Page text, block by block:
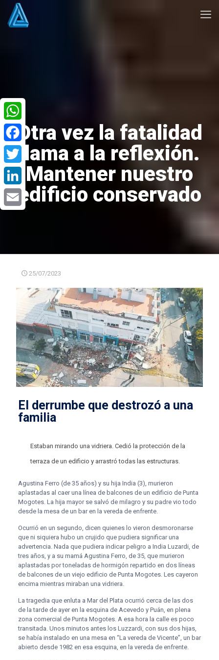
Otra vez la fatalidad
llama a la reflexión.
Mantener nuestro
edificio conservado
25/07/2023
El derrumbe que destrozó a una
familia
Estaban mirando una vidriera. Cedió la protección de la
terraza de un edificio y arrastró todas las estructuras.
Agustina Ferro (de 35 años) y su hija India (3), murieron
aplastadas al caer una línea de balcones de un edificio de Punta
Mogotes. La hija mayor se salvó de milagro y su padre vio todo
desde la mesa de un bar en la vereda de enfrente.
Ocurrió en un segundo, dicen quienes lo vieron desmoronarse
que ni siquiera hubo un crujido que pudiera significar una
advertencia. Nada que pudiera indicar peligro a India Luzardi, de
tres años, y a su mamá Agustina Ferro, de 35, que murieron
aplastadas por toneladas de hormigón repartido en dos líneas
de balcones de un viejo edificio de Punta Mogotes. Les cayeron
encima mientras miraban una vidriera.
La tragedia que enluta a Mar del Plata ocurrió cerca de las dos
de la tarde de ayer en la esquina de Acevedo y Puán, en plena
zona comercial de Punta Mogotes. A esa hora la calle es poco
transitada. Unos minutos antes los Luzzardi, con sus dos hijas,
se había instalado en una mesa en “La vereda de Vicente”, un bar
abierto desde 1982 en esa esquina, en la vereda de enfrente.
WhatsApp
Facebook
Twitter
LinkedIn